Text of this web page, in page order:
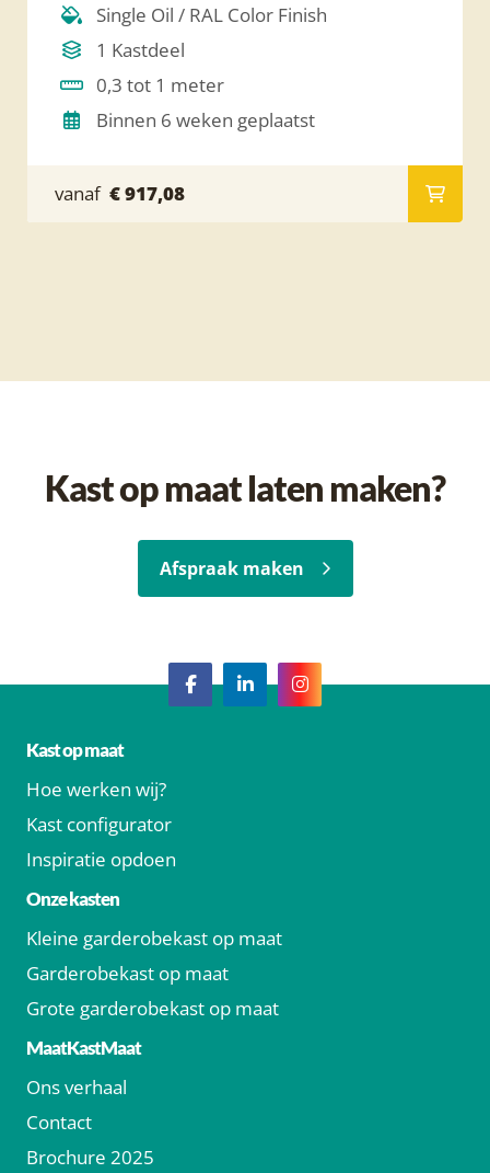
Single Oil / RAL Color Finish
1 Kastdeel
0,3 tot 1 meter
Binnen 6 weken geplaatst
vanaf € 917,08
Kast op maat laten maken?
Afspraak maken
Kast op maat
Hoe werken wij?
Kast configurator
Inspiratie opdoen
Onze kasten
Kleine garderobekast op maat
Garderobekast op maat
Grote garderobekast op maat
MaatKastMaat
Ons verhaal
Contact
Brochure 2025